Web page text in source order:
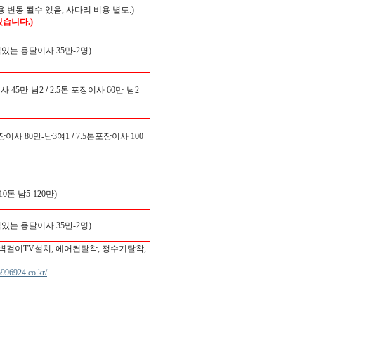
변동 될수 있음, 사다리 비용 별도.)
습니다.)
는 용달이사 35만-2명)
45만-남2 /2.5톤 포장이사 60만-남2
이사 80만-남3여1 /7.5톤포장이사 100
톤 남5-120만)
는 용달이사 35만-2명)
걸이TV설치, 에어컨탈착, 정수기탈착,